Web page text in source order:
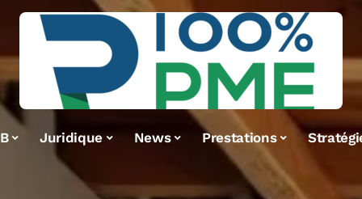
Juridique News Prestations